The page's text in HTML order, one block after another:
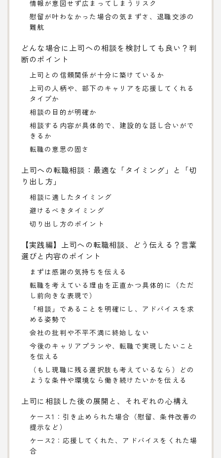
情報が意図せず広まってしまうリスク
慰留が叶わなかった場合の気まずさ、退職交渉の
難航
どんな場合に上司への相談を検討しても良い？判
断のポイント
上司との信頼関係が十分に築けているか
上司の人柄や、部下のキャリアを応援してくれる
タイプか
相談の目的が明確か
相談する内容が具体的で、建設的な話し合いがで
きるか
転職の意思の固さ
上司への転職相談：最適な「タイミング」と「切
り出し方」
相談に適したタイミング
避けるべきタイミング
切り出し方のポイント
【実践編】上司への転職相談、どう伝える？言葉
選びと内容のポイント
まずは感謝の気持ちを伝える
転職を考えている理由を正直かつ具体的に（ただ
し前向きな表現で）
「相談」であることを明確にし、アドバイスを求
める姿勢で
会社の批判や不平不満に終始しない
今後のキャリアプランや、転職で実現したいこと
を伝える
（もし現職に残る選択肢も考えているなら）どの
ような条件や環境なら働き続けたいかを伝える
上司に相談した後の展開と、それぞれの心構え
ケース1：引き止められた場合（慰留、条件改善の
提示など）
ケース2：応援してくれた、アドバイスをくれた場
合